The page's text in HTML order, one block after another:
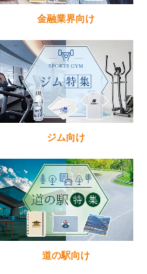
金融業界向け
ジム向け
道の駅向け